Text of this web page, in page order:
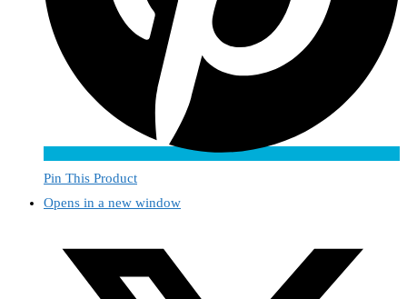
Pin This Product
Opens in a new window